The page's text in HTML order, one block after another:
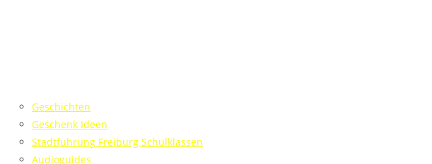
Geschichten
Geschenk Ideen
Stadtführung Freiburg Schulklassen
Audioguides